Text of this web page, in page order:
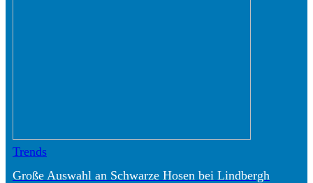
Trends
Große Auswahl an Schwarze Hosen bei Lindbergh